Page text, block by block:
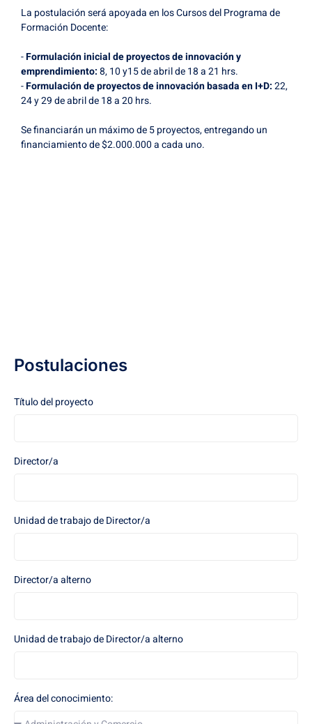
La postulación será apoyada en los Cursos del Programa de
Formación Docente:
-Formulación inicial de proyectos de innovación y
emprendimiento:8, 10 y15 de abril de 18 a 21 hrs.
-Formulación de proyectos de innovación basada en I+D:22,
24 y 29 de abril de 18 a 20 hrs.
Se financiarán un máximo de 5 proyectos, entregando un
financiamiento de $2.000.000 a cada uno.
Postulaciones
Título del proyecto
Director/a
Unidad de trabajo de Director/a
Director/a alterno
Unidad de trabajo de Director/a alterno
Área del conocimiento: